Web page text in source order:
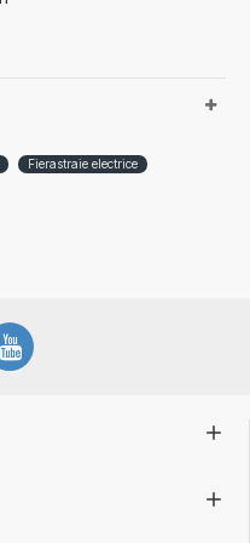
Fierastraie electrice